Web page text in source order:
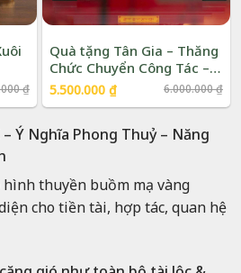
₫
Quà tặng Tân Gia – Thăng
Chức Chuyển Công Tác –
Thuyền Dát Vàng 24K|
Phượng Vũ Gold
6.000.000₫
Giá
gốc
là:
5.500.000 ₫Giá
tại
5.500.000 ₫.
Ý Nghĩa Phong Thuỷ – Năng
thuyền buồm mạ vàng
cho tiền tài, hợp tác, quan hệ